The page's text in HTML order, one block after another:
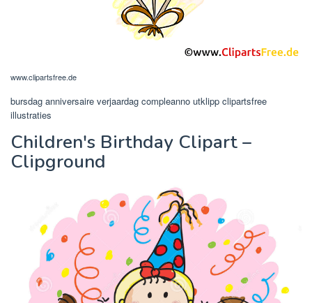
www.clipartsfree.de
bursdag anniversaire verjaardag compleanno utklipp clipartsfree
illustraties
Children's Birthday Clipart –
Clipground